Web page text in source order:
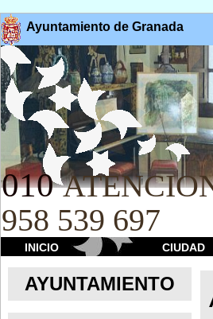
Ayuntamiento de Granada
010
958 539 697
INICIO CIUDAD
AYUNTAMIENTO